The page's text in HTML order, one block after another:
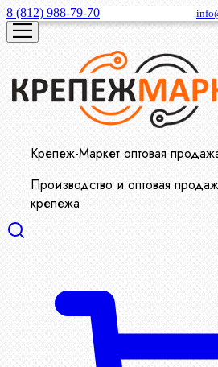
8 (812) 988-79-70
Крепеж-Маркет оптовая
Производство и оптовая
крепежа